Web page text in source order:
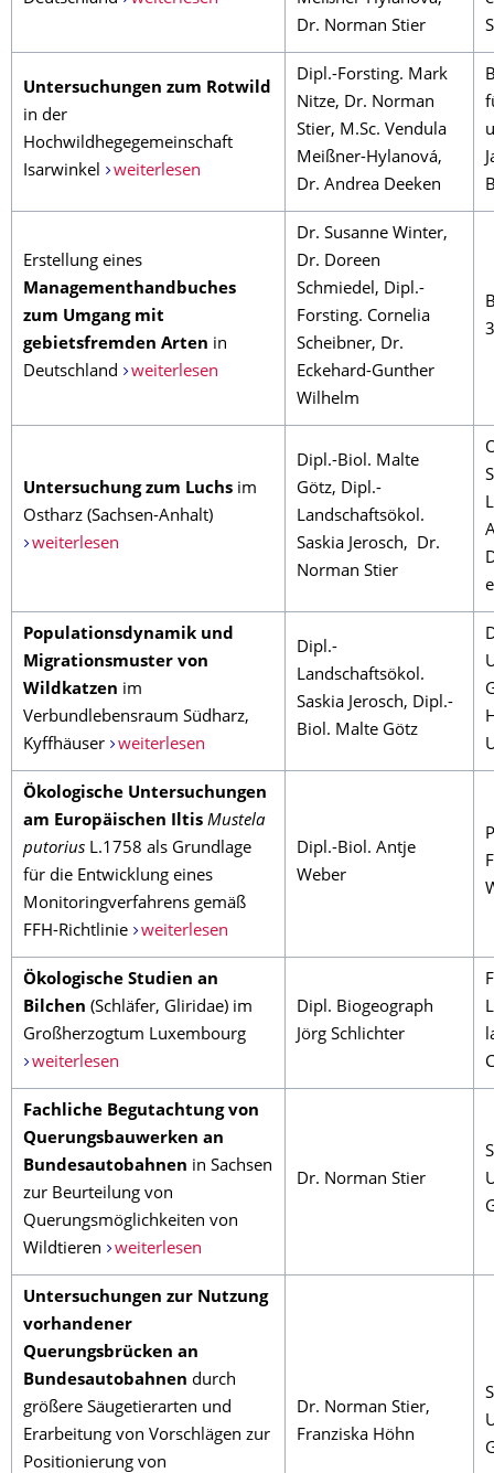
Dr. Norman Stier
Untersuchungen zum Rotwild
in der
Hochwildhegegemeinschaft
Isarwinkel
weiterlesen
Dipl.-Forsting. Mark
Nitze, Dr. Norman
Stier, M.Sc. Vendula
Meißner-Hylanová,
Dr. Andrea Deeken
Erstellung eines
Managementhandbuches
zum Umgang mit
gebietsfremden Arten in
Deutschland
weiterlesen
Dr. Susanne Winter,
Dr. Doreen
Schmiedel, Dipl.-
Forsting. Cornelia
Scheibner, Dr.
Eckehard-Gunther
Wilhelm
Untersuchung zum Luchs im
Ostharz (Sachsen-Anhalt)
weiterlesen
Dipl.-Biol. Malte
Götz, Dipl.-
Landschaftsökol.
Saskia Jerosch, Dr.
Norman Stier
Populationsdynamik und
Migrationsmuster von
Wildkatzen im
Verbundlebensraum Südharz,
Kyffhäuser
weiterlesen
Dipl.-
Landschaftsökol.
Saskia Jerosch, Dipl.-
Biol. Malte Götz
Ökologische Untersuchungen
am Europäischen Iltis Mustela
putorius L.1758 als Grundlage
für die Entwicklung eines
Monitoringverfahrens gemäß
FFH-Richtlinie
weiterlesen
Dipl.-Biol. Antje
Weber
Ökologische Studien an
Bilchen (Schläfer, Gliridae) im
Großherzogtum Luxembourg
weiterlesen
Dipl. Biogeograph
Jörg Schlichter
Fachliche Begutachtung von
Querungsbauwerken an
Bundesautobahnen in Sachsen
zur Beurteilung von
Querungsmöglichkeiten von
Wildtieren
weiterlesen
Dr. Norman Stier
Untersuchungen zur Nutzung
vorhandener
Querungsbrücken an
Bundesautobahnen durch
größere Säugetierarten und
Erarbeitung von Vorschlägen zur
Positionierung von
Dr. Norman Stier,
Franziska Höhn